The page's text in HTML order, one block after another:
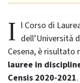
Il Corso di Laurea in Scienze e Tecniche Psicologiche dell’Università
Cesena, è risultato
lauree in
Censis 2020-2021